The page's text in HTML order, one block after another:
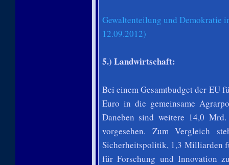
Gewaltenteilung und Demokratie
12.09.2012)
5.) Landwirtschaft:
Bei einem Gesamtbudget der EU
Euro in die gemeinsame
Daneben sind weitere 14,0
vorgesehen. Zum Vergleich
Sicherheitspolitik, 1,3 Milliarden
für Forschung und Innovation